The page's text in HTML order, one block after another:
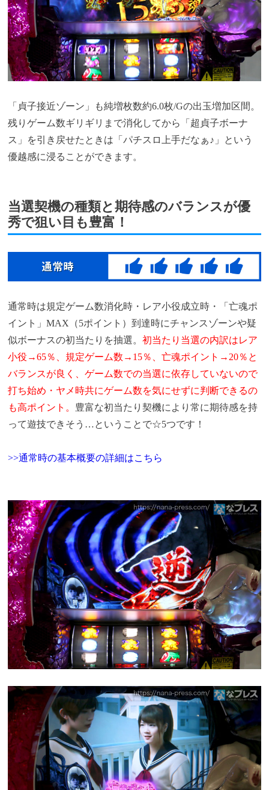
「貞子接近ゾーン」も純増枚数約6.0枚/Gの出玉増加区間。
残りゲーム数ギリギリまで消化してから「超貞子ボーナ
ス」を引き戻せたときは「パチスロ上手だなぁ♪」という
優越感に浸ることができます。
当選契機の種類と期待感のバランスが優
秀で狙い目も豊富！
通常時は規定ゲーム数消化時・レア小役成立時・「亡魂ポ
イント」MAX（5ポイント）到達時にチャンスゾーンや疑
似ボーナスの初当たりを抽選。初当たり当選の内訳はレア
小役→65％、規定ゲーム数→15％、亡魂ポイント→20％と
バランスが良く、ゲーム数での当選に依存していないので
打ち始め・ヤメ時共にゲーム数を気にせずに判断できるの
も高ポイント。 豊富な初当たり契機により常に期待感を持
って遊技できそう…ということで☆5つです！
>>通常時の基本概要の詳細はこちら